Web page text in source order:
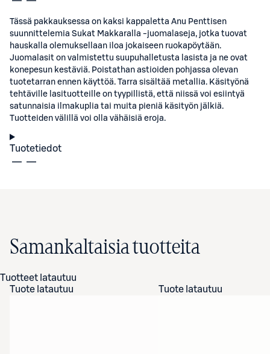
Tässä pakkauksessa on kaksi kappaletta Anu Penttisen
suunnittelemia Sukat Makkaralla -juomalaseja, jotka tuovat
hauskalla olemuksellaan iloa jokaiseen ruokapöytään.
Juomalasit on valmistettu suupuhalletusta lasista ja ne ovat
konepesun kestäviä. Poistathan astioiden pohjassa olevan
tuotetarran ennen käyttöä. Tarra sisältää metallia. Käsityönä
tehtäville lasituotteille on tyypillistä, että niissä voi esiintyä
satunnaisia ilmakuplia tai muita pieniä käsityön jälkiä.
Tuotteiden välillä voi olla vähäisiä eroja.
Tuotetiedot
Samankaltaisia tuotteita
Tuotteet latautuu
Tuote latautuu
Tuote latautuu